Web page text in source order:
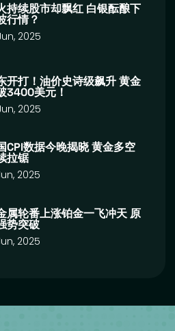
持续股市却飘红 白银酝酿下
行情？
2025
开打！油价史诗级飙升 黄金
3400美元！
2025
CPI数据今晚揭晓 黄金多空
拉锯
2025
属轮番上涨铂金一飞冲天 原
势突破
2025